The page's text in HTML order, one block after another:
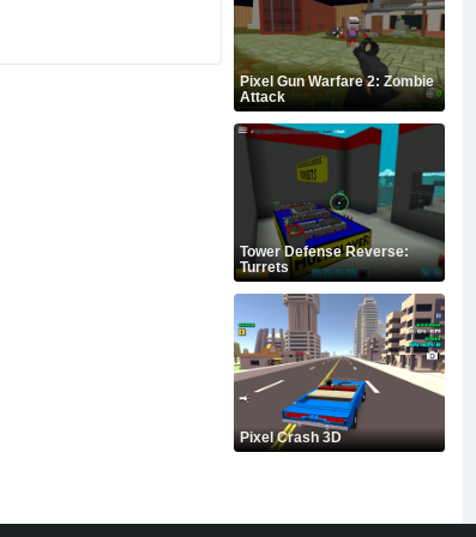
Pixel Gun Warfare 2: Zombie
Attack
Tower Defense Reverse:
Turrets
Pixel Crash 3D